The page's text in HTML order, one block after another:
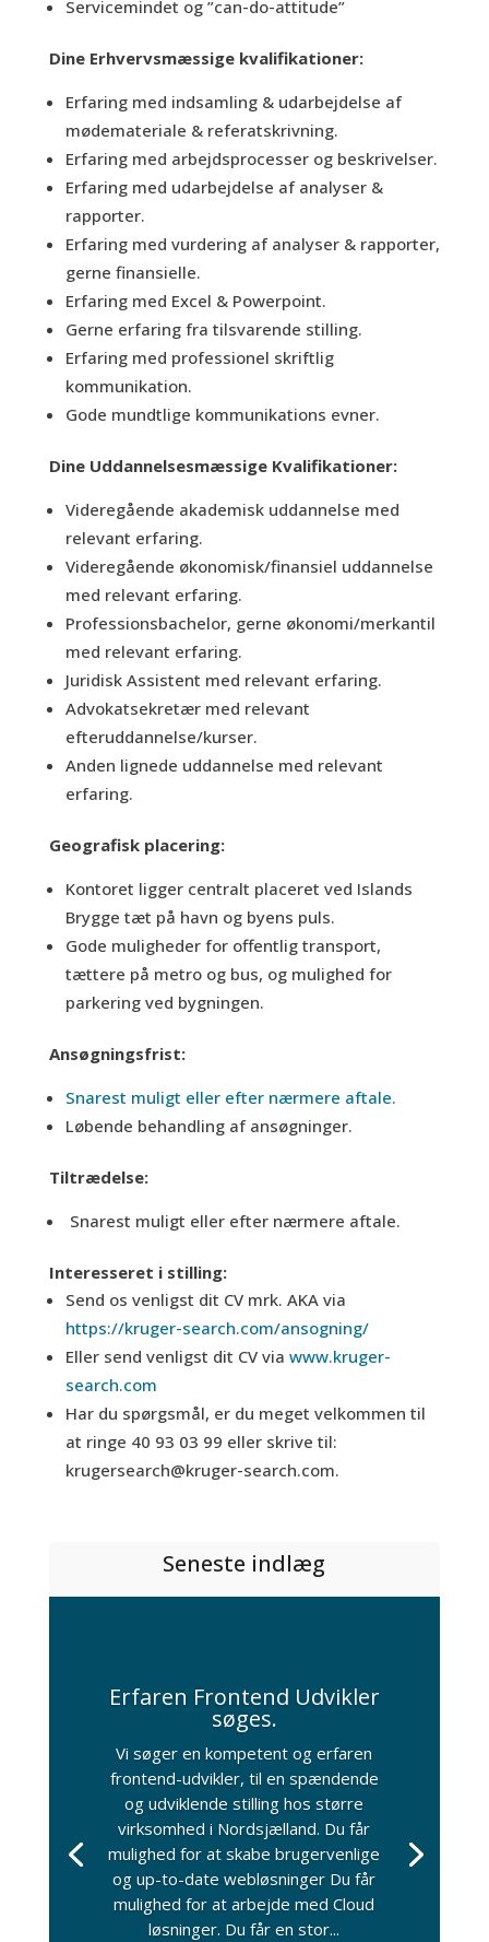
Servicemindet og ”can-do-attitude”
Dine Erhvervsmæssige kvalifikationer:
Erfaring med indsamling & udarbejdelse af
mødemateriale & referatskrivning.
Erfaring med arbejdsprocesser og beskrivelser.
Erfaring med udarbejdelse af analyser &
rapporter.
Erfaring med vurdering af analyser & rapporter,
gerne finansielle.
Erfaring med Excel & Powerpoint.
Gerne erfaring fra tilsvarende stilling.
Erfaring med professionel skriftlig
kommunikation.
Gode mundtlige kommunikations evner.
Dine Uddannelsesmæssige Kvalifikationer:
Videregående akademisk uddannelse med
relevant erfaring.
Videregående økonomisk/finansiel uddannelse
med relevant erfaring.
Professionsbachelor, gerne økonomi/merkantil
med relevant erfaring.
Juridisk Assistent med relevant erfaring.
Advokatsekretær med relevant
efteruddannelse/kurser.
Anden lignede uddannelse med relevant
erfaring.
Geografisk placering:
Kontoret ligger centralt placeret ved Islands
Brygge tæt på havn og byens puls.
Gode muligheder for offentlig transport,
tættere på metro og bus, og mulighed for
parkering ved bygningen.
Ansøgningsfrist:
Snarest muligt eller efter nærmere aftale.
Løbende behandling af ansøgninger.
Tiltrædelse:
Snarest muligt eller efter nærmere aftale.
Interesseret i stilling:
Send os venligst dit CV mrk. AKA via
https://kruger-search.com/ansogning/
Eller send venligst dit CV via www.kruger-
search.com
Har du spørgsmål, er du meget velkommen til
at ringe 40 93 03 99 eller skrive til:
krugersearch@kruger-search.com.
Seneste indlæg
Erfaren Frontend Udvikler
søges.
Vi søger en kompetent og erfaren
frontend-udvikler, til en spændende
og udviklende stilling hos større
virksomhed i Nordsjælland. Du får
mulighed for at skabe brugervenlige
og up-to-date webløsninger Du får
mulighed for at arbejde med Cloud
løsninger. Du får en stor...